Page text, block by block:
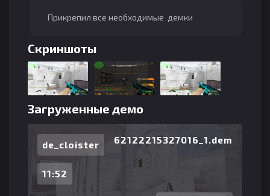
Прикрепил все необходимые демки
Скриншоты
Загруженные демо
62122215327016_1.dem
de_cloister
11:52